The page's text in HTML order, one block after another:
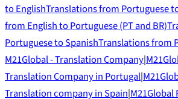
to EnglishTranslations from Portuguese
from English to Portuguese (PT and BR)
Portuguese to SpanishTranslations from
M21Global - Translation Company|
Translation Company in Portugal|
Translation company in Spain|M21Global